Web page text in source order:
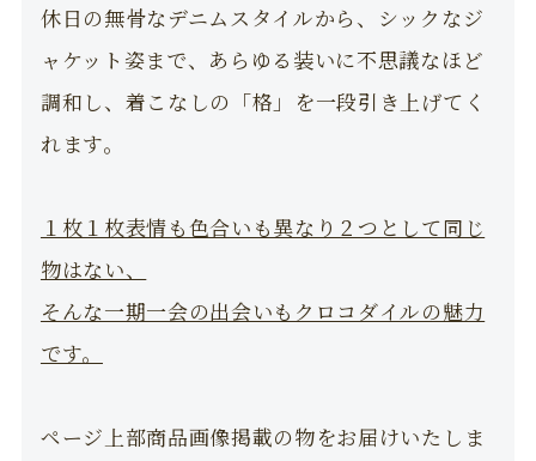
休日の無骨なデニムスタイルから、シックなジ
ャケット姿まで、あらゆる装いに不思議なほど
調和し、着こなしの「格」を一段引き上げてく
れます。
１枚１枚表情も色合いも異なり２つとして同じ
物はない、
そんな一期一会の出会いもクロコダイルの魅力
です。
ページ上部商品画像掲載の物をお届けいたしま